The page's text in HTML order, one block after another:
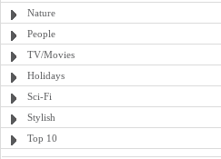
Nature
People
TV/Movies
Holidays
Sci-Fi
Stylish
Top 10